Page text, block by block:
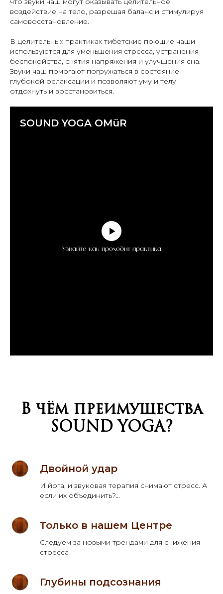
воздействие на тело, разрешая баланс и стимулируя
самовосстановление.
В целительных практиках тибетские поющие чаши
используются для уменьшения стресса, устранения
беспокойства, снятия напряжения и улучшения сна.
Звуки чаш помогают погружаться в состояние
глубокой релаксации и позволяют уму и телу
отдохнуть и восстановиться.
Узнайте как проходит практика
SOUND YOGA OMüR
В чём преимущества
SOUND YOGA?
Двойной удар
И йога, и звуковая терапия снимают стресс. А
если их объединить?...
Только в нашем Центре
Следуем за новыми трендами для снижения
стресса
Глубины подсознания